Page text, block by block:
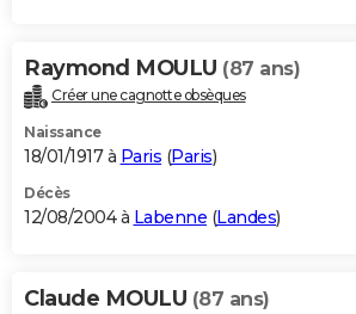
Raymond MOULU (87 ans)
Créer une cagnotte obsèques
Naissance
18/01/1917 à Paris (Paris)
Décès
12/08/2004 à Labenne (Landes)
Claude MOULU (87 ans)